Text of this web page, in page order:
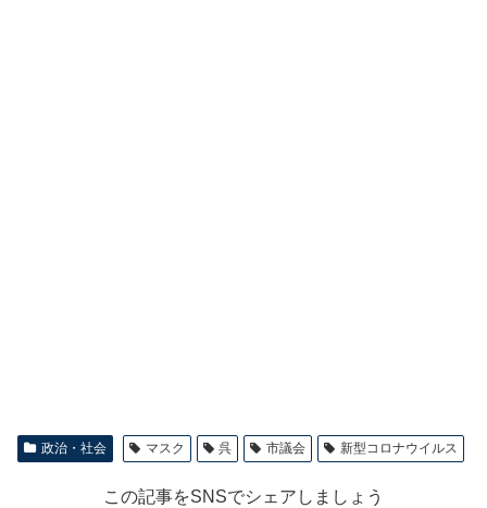
政治・社会 マスク 呉 市議会 新型コロナウイルス
この記事をSNSでシェアしましょう